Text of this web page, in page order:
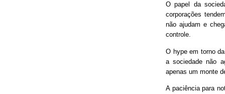
O papel da
corporações
não ajudam e
controle.
O hype em torno
a sociedade não
apenas um monte
A paciência para